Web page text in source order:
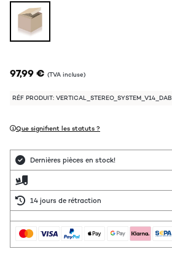
97,99 € (TVA incluse)
RÉF PRODUIT: VERTICAL_STEREO_SYSTEM_V14_DAB
Que signifient les statuts ?
Dernières pièces en stock!
14 jours de rétraction